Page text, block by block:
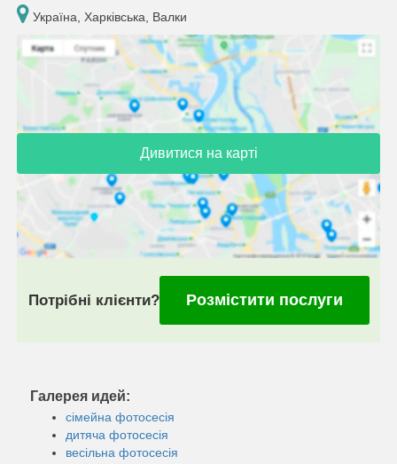
Україна, Харківська, Валки
Дивитися на карті
Потрібні клієнти? Розмістити послуги
Галерея идей:
сімейна фотосесія
дитяча фотосесія
весільна фотосесія